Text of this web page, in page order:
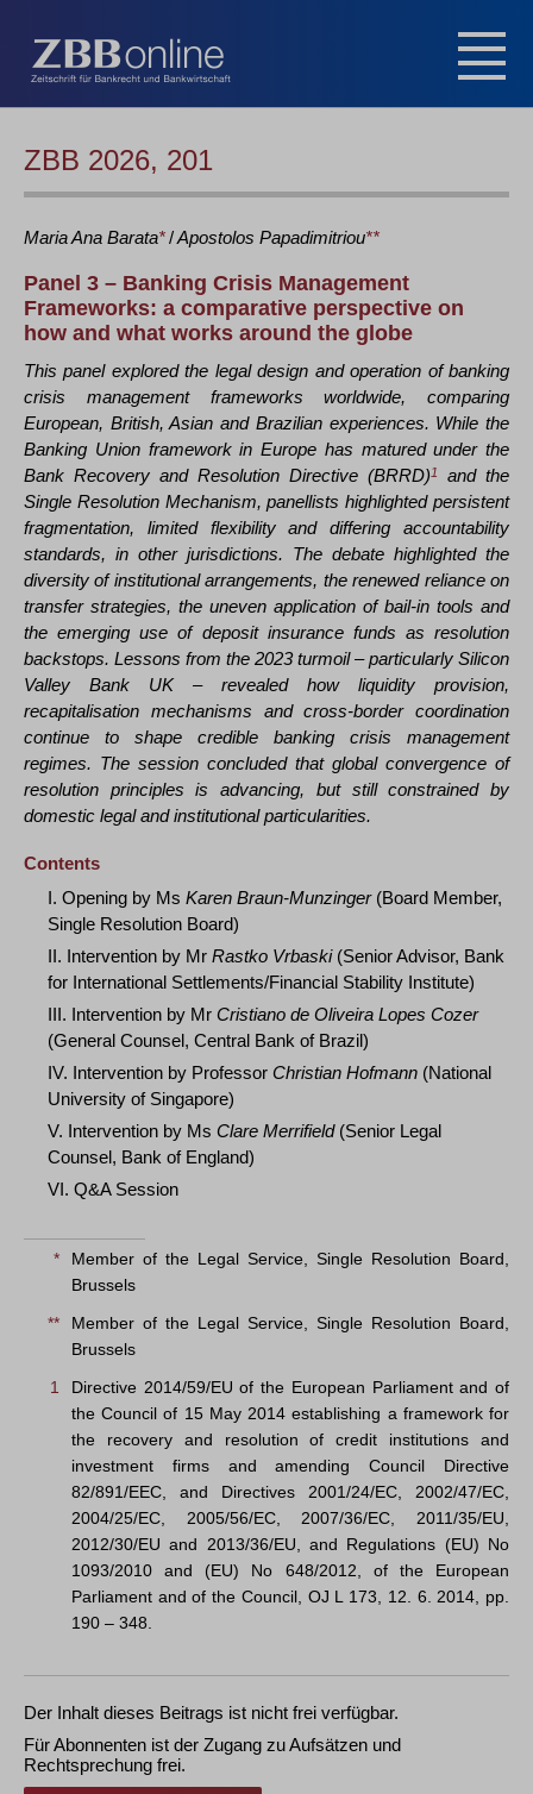
ZBB 2026, 201
Maria Ana Barata*/Apostolos Papadimitriou**
Panel 3 – Banking Crisis Management
Frameworks: a comparative perspective on
how and what works around the globe
This panel explored the legal design and operation of banking
crisis management frameworks worldwide, comparing
European, British, Asian and Brazilian experiences. While the
Banking Union framework in Europe has matured under the
Bank Recovery and Resolution Directive (BRRD)1
and the
Single Resolution Mechanism, panellists highlighted persistent
fragmentation, limited flexibility and differing accountability
standards, in other jurisdictions. The debate highlighted the
diversity of institutional arrangements, the renewed reliance on
transfer strategies, the uneven application of bail-in tools and
the emerging use of deposit insurance funds as resolution
backstops. Lessons from the 2023 turmoil – particularly Silicon
Valley Bank UK – revealed how liquidity provision,
recapitalisation mechanisms and cross-border coordination
continue to shape credible banking crisis management
regimes. The session concluded that global convergence of
resolution principles is advancing, but still constrained by
domestic legal and institutional particularities.
Contents
I. Opening by Ms Karen Braun-Munzinger(Board Member,
Single Resolution Board)
II. Intervention by Mr Rastko Vrbaski(Senior Advisor, Bank
for International Settlements/Financial Stability Institute)
III. Intervention by Mr Cristiano de Oliveira Lopes Cozer
(General Counsel, Central Bank of Brazil)
IV. Intervention by Professor Christian Hofmann (National
University of Singapore)
V. Intervention by Ms Clare Merrifield(Senior Legal
Counsel, Bank of England)
VI. Q&A Session
*
Member of the Legal Service, Single Resolution Board,
Brussels
**
Member of the Legal Service, Single Resolution Board,
Brussels
1
Directive 2014/59/EU of the European Parliament and of
the Council of 15 May 2014 establishing a framework for
the recovery and resolution of credit institutions and
investment firms and amending Council Directive
82/891/EEC, and Directives 2001/24/EC, 2002/47/EC,
2004/25/EC, 2005/56/EC, 2007/36/EC, 2011/35/EU,
2012/30/EU and 2013/36/EU, and Regulations (EU) No
1093/2010 and (EU) No 648/2012, of the European
Parliament and of the Council, OJ L 173, 12. 6. 2014, pp.
190 – 348.
Der Inhalt dieses Beitrags ist nicht frei verfügbar.
Für Abonnenten ist der Zugang zu Aufsätzen und
Rechtsprechung frei.